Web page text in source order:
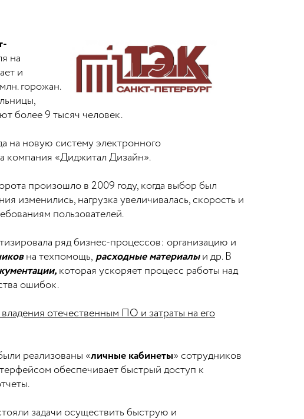
на
и
горожан.
более 9 тысяч человек.
на новую систему электронного
компания «Диджитал Дизайн».
произошло в 2009 году, когда выбор был
изменились, нагрузка увеличивалась, скорость и
пользователей.
ряд бизнес-процессов: организацию и
на техпомощь, расходные материалыи др. В
которая ускоряет процесс работы над
ошибок.
отечественным ПО и затраты на его
реализованы «личные кабинеты» сотрудников
обеспечивает быстрый доступ к
задачи осуществить быструю и